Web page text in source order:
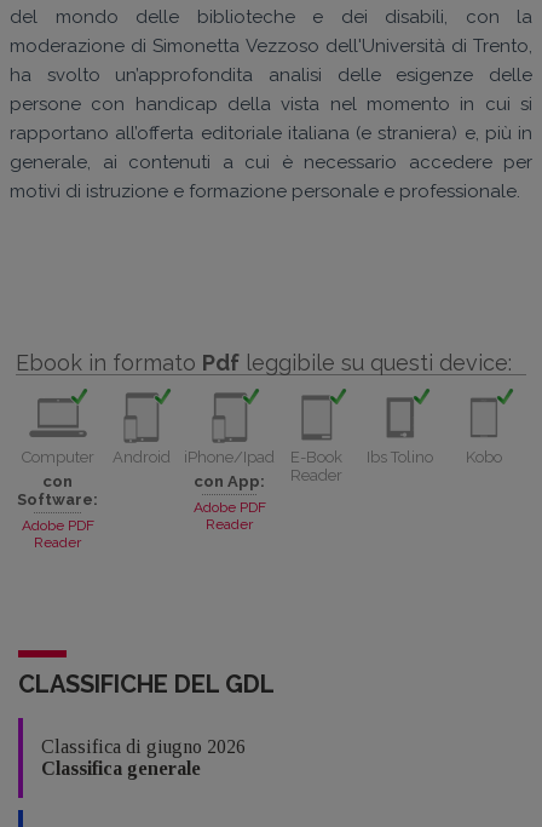
del mondo delle biblioteche e dei disabili, con la
moderazione di Simonetta Vezzoso dell'Università di Trento,
ha svolto un’approfondita analisi delle esigenze delle
persone con handicap della vista nel momento in cui si
rapportano all’offerta editoriale italiana (e straniera) e, più in
generale, ai contenuti a cui è necessario accedere per
motivi di istruzione e formazione personale e professionale.
Ebook in formato Pdf leggibile su questi device:
Computer
con
Software:
Adobe PDF
Reader
Android
iPhone/Ipad
con App:
Adobe PDF
Reader
E-Book
Reader
Ibs Tolino Kobo
CLASSIFICHE DEL GDL
Classifica di giugno 2026
Classifica generale